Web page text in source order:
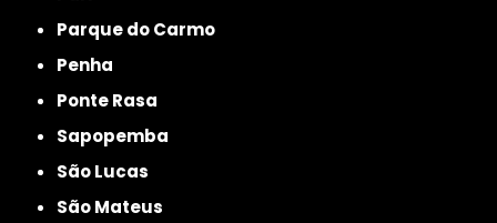
Parque do Carmo
Penha
Ponte Rasa
Sapopemba
São Lucas
São Mateus